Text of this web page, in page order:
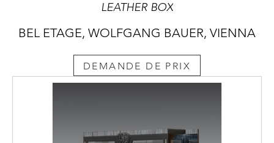
LEATHER BOX
BEL ETAGE, WOLFGANG BAUER, VIENNA
DEMANDE DE PRIX